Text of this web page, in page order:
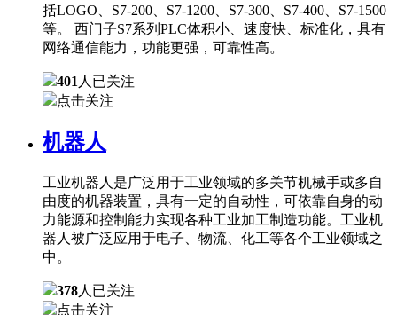
括LOGO、S7-200、S7-1200、S7-300、S7-400、S7-1500
等。 西门子S7系列PLC体积小、速度快、标准化，具有
网络通信能力，功能更强，可靠性高。
401 人已关注
点击关注
机器人
工业机器人是广泛用于工业领域的多关节机械手或多自
由度的机器装置，具有一定的自动性，可依靠自身的动
力能源和控制能力实现各种工业加工制造功能。工业机
器人被广泛应用于电子、物流、化工等各个工业领域之
中。
378人已关注
点击关注